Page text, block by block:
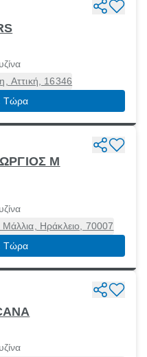
Αττική, 16346
Τώρα
Μ
Ηράκλειο, 70007
Τώρα